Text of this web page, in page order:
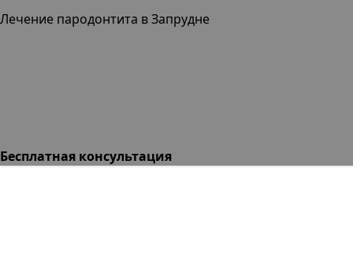
Лечение пародонтита в Запрудне
Бесплатная консультация